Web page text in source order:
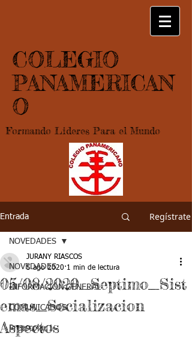
COLEGIO
PANAMERICAN
O
Formando Lideres Para el Mundo
Entrada Regístrate
NOVEDADES
INFORMACIÓN GENERAL
COMUNICADOS
Preescolar 1
NOVEDADES
05/08/2020_Septimo_Sist
emas_Socializacion
Aspectos
JURANY RIASCOS
5 ago 2020 1 min de lectura